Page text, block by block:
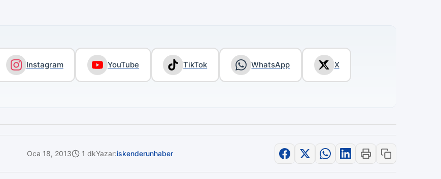
Instagram YouTube TikTok WhatsApp X
Oca 18, 2013 1 dkYazar:iskenderunhaber